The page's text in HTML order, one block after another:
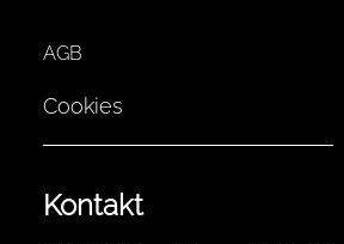
AGB
Cookies
Kontakt